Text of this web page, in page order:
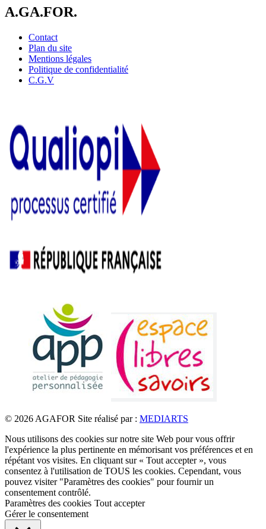
A.GA.FOR.
Contact
Plan du site
Mentions légales
Politique de confidentialité
C.G.V
© 2026 AGAFOR Site réalisé par : MEDIARTS
Nous utilisons des cookies sur notre site Web pour vous offrir
l'expérience la plus pertinente en mémorisant vos préférences et en
répétant vos visites. En cliquant sur « Tout accepter », vous
consentez à l'utilisation de TOUS les cookies. Cependant, vous
pouvez visiter "Paramètres des cookies" pour fournir un
consentement contrôlé.
Paramètres des cookies Tout accepter
Gérer le consentement